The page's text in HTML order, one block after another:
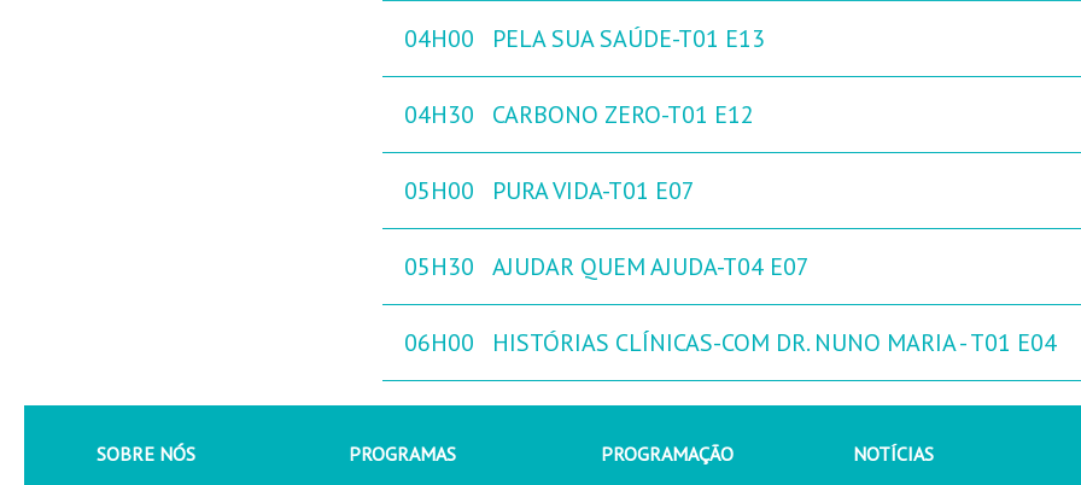
04H00 PELA SUA SAÚDE-T01 E13
04H30 CARBONO ZERO-T01 E12
05H00 PURA VIDA-T01 E07
05H30 AJUDAR QUEM AJUDA-T04 E07
06H00 HISTÓRIAS CLÍNICAS-COM DR. NUNO MARIA - T01 E04
SOBRE NÓS PROGRAMAS PROGRAMAÇÃO NOTÍCIAS